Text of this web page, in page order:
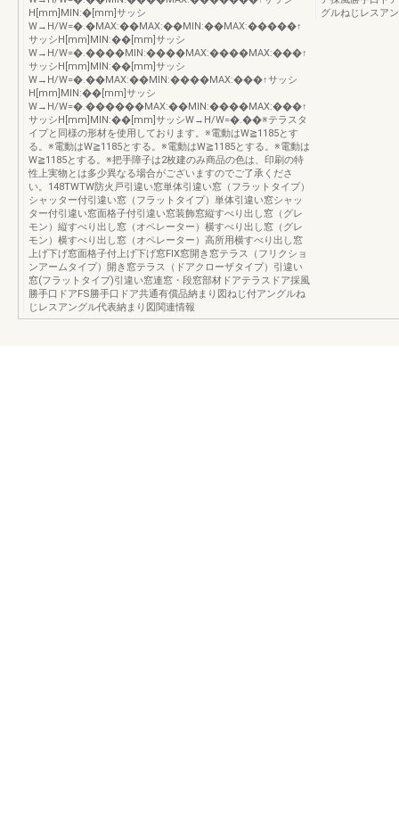
H[mm]MIN:�[mm]サッシ
W→H/W=�.�MAX:��MAX:��MIN:��MAX:�����↑
サッシH[mm]MIN:��[mm]サッシ
W→H/W=�.����MIN:����MAX:����MAX:���↑
サッシH[mm]MIN:��[mm]サッシ
W→H/W=�.��MAX:��MIN:����MAX:���↑サッシ
H[mm]MIN:��[mm]サッシ
W→H/W=�.������MAX:��MIN:����MAX:���↑
サッシH[mm]MIN:��[mm]サッシW→H/W=�.��※テラスタ
イプと同様の形材を使用しております。※電動はW≧1185とす
る。※電動はW≧1185とする。※電動はW≧1185とする。※電動は
W≧1185とする。※把手障子は2枚建のみ商品の色は、印刷の特
性上実物とは多少異なる場合がございますのでご了承くださ
い。148TWTW防火戸引違い窓単体引違い窓（フラットタイプ）
シャッター付引違い窓（フラットタイプ）単体引違い窓シャッ
ター付引違い窓面格子付引違い窓装飾窓縦すべり出し窓（グレ
モン）縦すべり出し窓（オペレーター）横すべり出し窓（グレ
モン）横すべり出し窓（オペレーター）高所用横すべり出し窓
上げ下げ窓面格子付上げ下げ窓FIX窓開き窓テラス（フリクショ
ンアームタイプ）開き窓テラス（ドアクローザタイプ）引違い
窓(フラットタイプ)引違い窓連窓・段窓部材ドアテラスドア採風
勝手口ドアFS勝手口ドア共通有償品納まり図ねじ付アングルね
じレスアングル代表納まり図関連情報
グルねじレスア